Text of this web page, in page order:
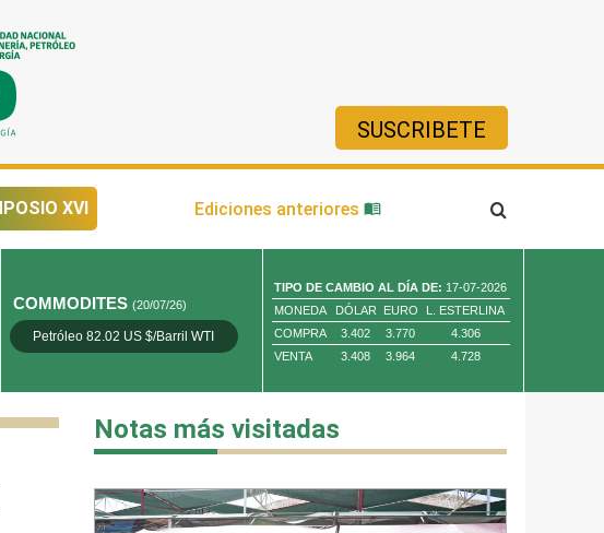
SUSCRIBETE
XVI Ediciones anteriores
COMMODITES(20/07/26)
Petróleo 82.02 US $/Barril WTI Oro 4,010.80 US $/ Oz. Tr.
TIPO DE CAMBIO AL DÍA DE: 17-07-2026
MONEDA
DÓLAR EURO
L. ESTERLINA
COMPRA
3.402 3.770
4.306
VENTA
3.408 3.964 4.728
Notas más visitadas